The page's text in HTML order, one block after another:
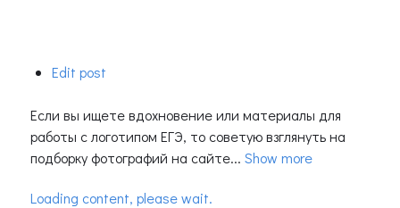
Edit post
Если вы ищете вдохновение или материалы для
работы с логотипом ЕГЭ, то советую взглянуть на
подборку фотографий на сайте... Show more
Loading content, please wait.